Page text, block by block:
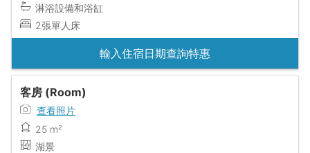
淋浴設備和浴缸
2張單人床
輸入住宿日期查詢特惠
客房 (Room)
查看照片
25 m²
湖景